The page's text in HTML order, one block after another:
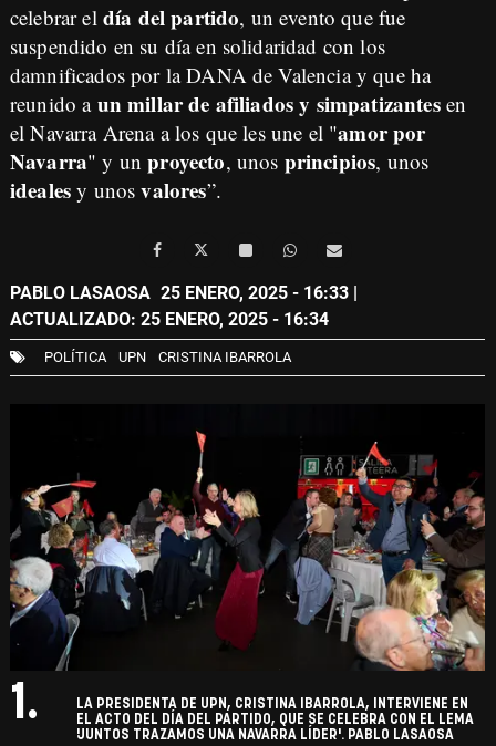
celebrar el día del partido, un evento que fue
suspendido en su día en solidaridad con los
damnificados por la DANA de Valencia y que ha
reunido a un millar de afiliados y simpatizantesen
el Navarra Arena a los que les une el "amor por
Navarra" y unproyecto, unos principios, unos
idealesy unosvalores”.
PABLO LASAOSA 25 ENERO, 2025 - 16:33 |
ACTUALIZADO: 25 ENERO, 2025 - 16:34
POLÍTICA UPN CRISTINA IBARROLA
1.
LA PRESIDENTA DE UPN, CRISTINA IBARROLA, INTERVIENE EN
EL ACTO DEL DÍA DEL PARTIDO, QUE SE CELEBRA CON EL LEMA
'JUNTOS TRAZAMOS UNA NAVARRA LÍDER'. PABLO LASAOSA